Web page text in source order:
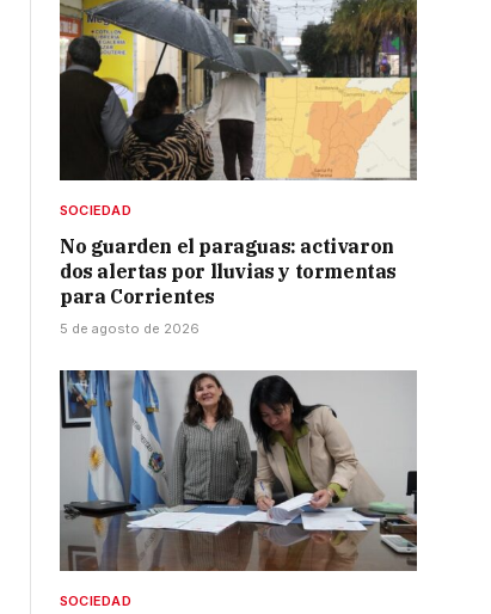
SOCIEDAD
No guarden el paraguas: activaron
dos alertas por lluvias y tormentas
para Corrientes
5 de agosto de 2026
SOCIEDAD